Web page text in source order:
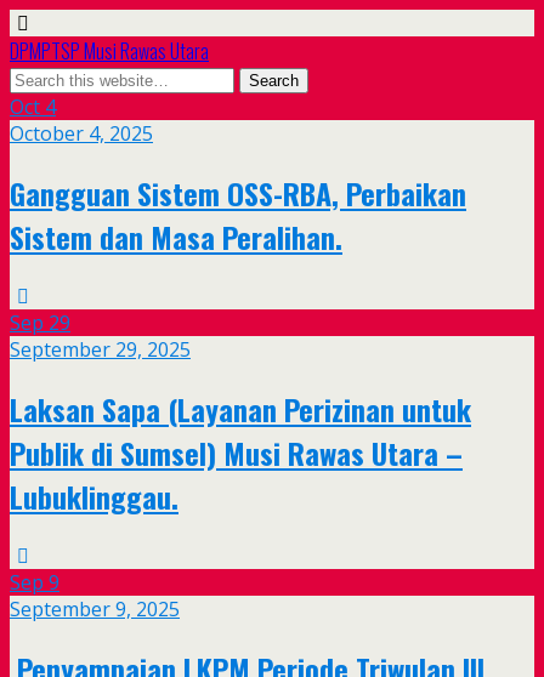
DPMPTSP Musi Rawas Utara
Oct 4
October 4, 2025
Gangguan Sistem OSS-RBA, Perbaikan
Sistem dan Masa Peralihan.
Sep 29
September 29, 2025
Laksan Sapa (Layanan Perizinan untuk
Publik di Sumsel) Musi Rawas Utara –
Lubuklinggau.
Sep 9
September 9, 2025
Penyampaian LKPM Periode Triwulan III